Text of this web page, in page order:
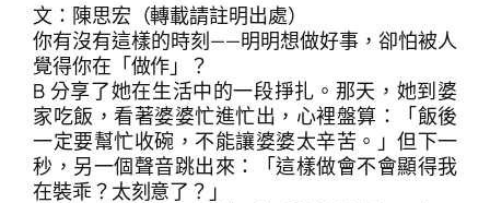
文：陳思宏（轉載請註明出處）
你有沒有這樣的時刻——明明想做好事，卻怕被人
覺得你在「做作」？
B 分享了她在生活中的一段掙扎。那天，她到婆
家吃飯，看著婆婆忙進忙出，心裡盤算：「飯後
一定要幫忙收碗，不能讓婆婆太辛苦。」但下一
秒，另一個聲音跳出來：「這樣做會不會顯得我
在裝乖？太刻意了？」